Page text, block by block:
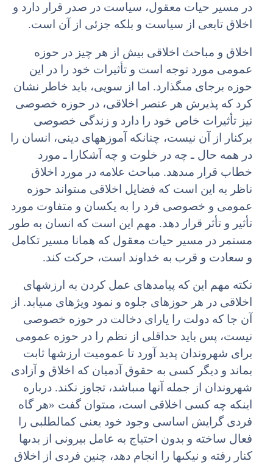
در مسیر حیات معقول، سیاست در صدر قرار دارد و
اخلاق تابعى از سیاست و بلکه جزئى از آن است.
اخلاق و مباحث اخلاقى بیش از هر چیز در حوزه
عمومى مورد توجه است و تأثیرات خود را در این
حوزه برجاى مى‏گذارد. اما از سویى، باید خاطر نشان
کرد که پذیرش هر عنصر اخلاقى، در حوزه خصوصى
نیز تأثیرات خاص خود را دارد و زندگى خصوصى
برکنار از آن نیست، چنان‏که آموزه‏هاى دینى، انسان را
در همه حال ـ چه در خلوت و چه آشکارا ـ مورد
خطاب قرار مى‏دهد. مباحث علامه در مورد اخلاق
ناظر به این است که فضایل اخلاقى مى‏تواند حوزه
عمومى و خصوصى فرد را به یکسان و متفاوت مورد
تأثیر و تأثر قرار دهد. مهم این است که انسان به طور
مستمر در مسیر حیات معقول که همانا مسیر تکامل
و سعادت و قرب به خداوند است، حرکت کند.
نکته مهم این که پیامدهاى عمل کردن به ارزش‏هاى
اخلاقى در هر حوزه‏اى جلوه و نمود ویژه‏اى مى‏یابد. از
آن جا که دولت را یاراى دخالت در حوزه خصوصى
نیست، پس باید حداقلى از نظم را در حوزه عمومى
براى شهروندان پدید آورد تا عمومیت ارزش‏ها ثابت
بماند و دیگر کسى به حقوق آدمیان که اخلاق و آزادى
شهروندان از جمله آنها مى‏باشد، تجاوز نکند. درباره
این‏که چه کسى اخلاقى است، مى‏توان گفت «هر گاه
فردى گرایش اساسى وجود خود یعنى کمال‏طلبى را
فعال ساخته و بدون احتیاج به عامل بیرونى از بدى‏ها
کنار رفته و نیکى‏ها را انجام دهد، چنین فردى از اخلاق